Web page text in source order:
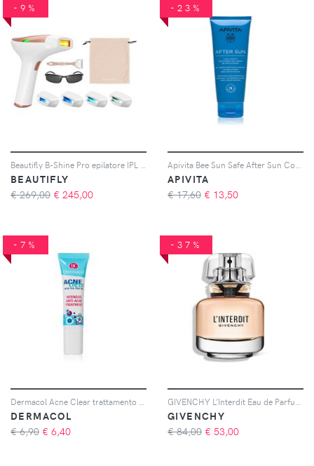
-9%
BEAUTIFLY
€ 269,00 € 245,00
-23%
APIVITA
€ 17,60 € 13,50
-7%
DERMACOL
€ 6,90 € 6,40
-37%
GIVENCHY
€ 84,00 € 53,00